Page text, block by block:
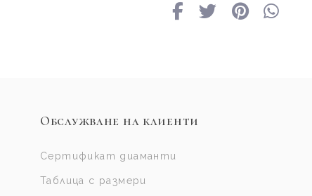
Обслужване на клиенти
Сертификат диаманти
Таблица с размери